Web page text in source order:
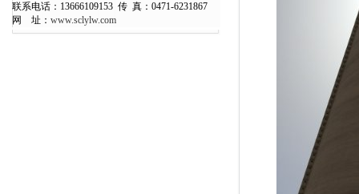
联系电话：13666109153 传 真：0471-6231867
网 址： www.sclylw.com